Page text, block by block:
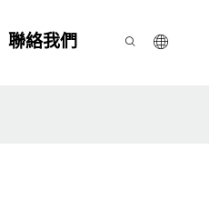
聯絡我們